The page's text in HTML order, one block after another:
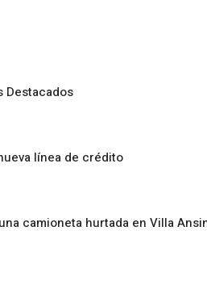
Destacados
línea de crédito
camioneta hurtada en Villa